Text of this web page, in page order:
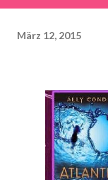
März 12, 2015